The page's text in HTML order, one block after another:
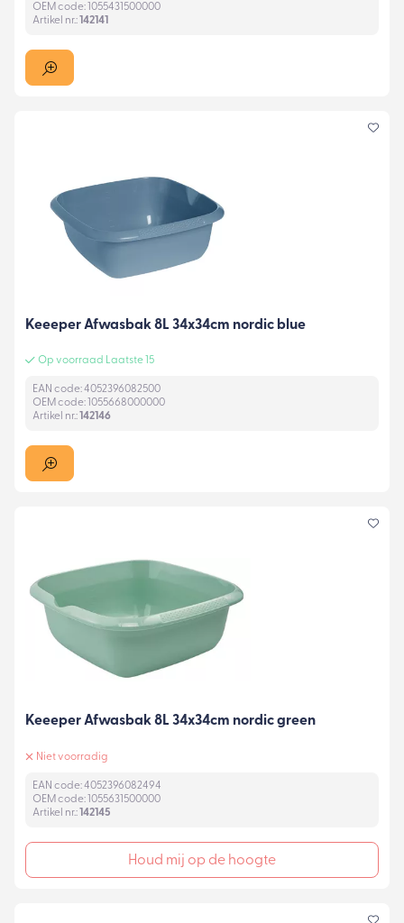
OEM code: 1055431500000
Artikel nr.:142141
Keeeper Afwasbak 8L 34x34cm nordic blue
Op voorraad Laatste 15
EAN code: 4052396082500
OEM code: 1055668000000
Artikel nr.:142146
Keeeper Afwasbak 8L 34x34cm nordic green
Niet voorradig
EAN code: 4052396082494
OEM code: 1055631500000
Artikel nr.:142145
Houd mij op de hoogte